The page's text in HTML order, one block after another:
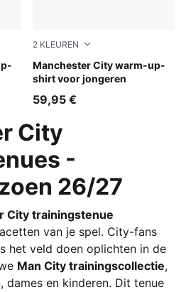
2 KLEUREN
Manchester City warm-up-
shirt voor jongeren
PUMA Black-Archive Gold
59,95 €
City
-
26/27
City trainingstenue
van je spel. City-fans
het veld doen oplichten in de
Man City trainingscollectie,
dames en kinderen. Dit tenue